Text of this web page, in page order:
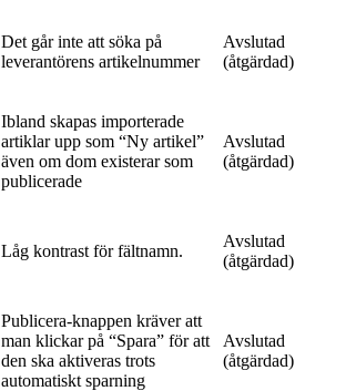
Det går inte att söka på
leverantörens artikelnummer
Avslutad
(åtgärdad)
Ibland skapas importerade
artiklar upp som “Ny artikel”
även om dom existerar som
publicerade
Avslutad
(åtgärdad)
Låg kontrast för fältnamn.
Avslutad
(åtgärdad)
Publicera-knappen kräver att
man klickar på “Spara” för att
den ska aktiveras trots
automatiskt sparning
Avslutad
(åtgärdad)